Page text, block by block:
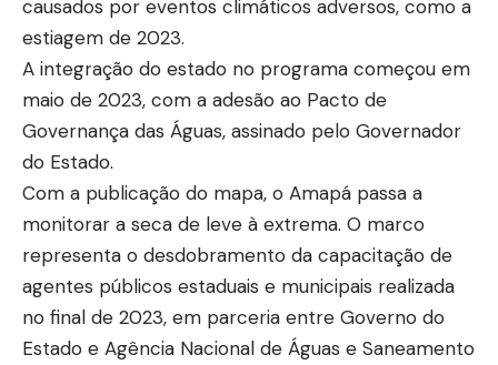
causados por eventos climáticos adversos, como a
estiagem de 2023.
A integração do estado no programa começou em
maio de 2023, com a adesão ao Pacto de
Governança das Águas, assinado pelo Governador
do Estado.
Com a publicação do mapa, o Amapá passa a
monitorar a seca de leve à extrema. O marco
representa o desdobramento da capacitação de
agentes públicos estaduais e municipais realizada
no final de 2023, em parceria entre Governo do
Estado e Agência Nacional de Águas e Saneamento